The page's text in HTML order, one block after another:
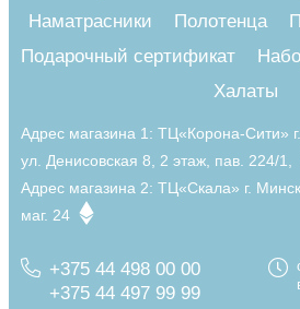
Наматрасники
Полотенца
Подарочный сертификат
Халаты
Адрес магазина 1: ТЦ«Корона-Сити»
ул. Денисовская 8, 2 этаж, пав. 224/1,
Адрес магазина 2: ТЦ«Скала» г.
маг. 24
+375 44 498 00 00
+375 44 497 99 99